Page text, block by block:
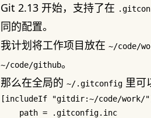
Git 2.13 开始，支持了在
同的配置。
我计划将工作项目放在 ~/code/
~/code/github。
那么在全局的 ~/.gitconfig 里可
[includeIf "gitdir:~/code/work/"
    path = .gitconfig.inc